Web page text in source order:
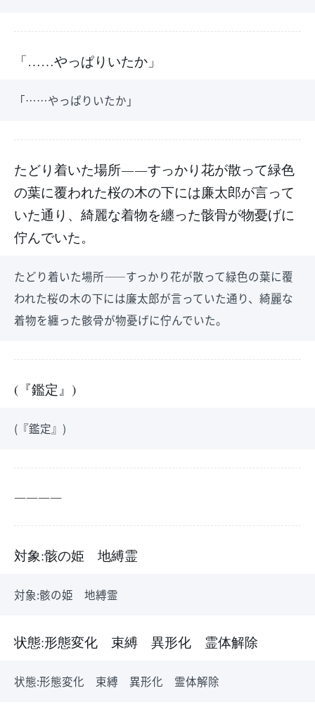
「……やっぱりいたか」
「……やっぱりいたか」
たどり着いた場所――すっかり花が散って緑色
の葉に覆われた桜の木の下には廉太郎が言って
いた通り、綺麗な着物を纏った骸骨が物憂げに
佇んでいた。
たどり着いた場所――すっかり花が散って緑色の葉に覆
われた桜の木の下には廉太郎が言っていた通り、綺麗な
着物を纏った骸骨が物憂げに佇んでいた。
(『鑑定』)
(『鑑定』)
――――
対象:骸の姫 地縛霊
対象:骸の姫 地縛霊
状態:形態変化 束縛 異形化 霊体解除
状態:形態変化 束縛 異形化 霊体解除